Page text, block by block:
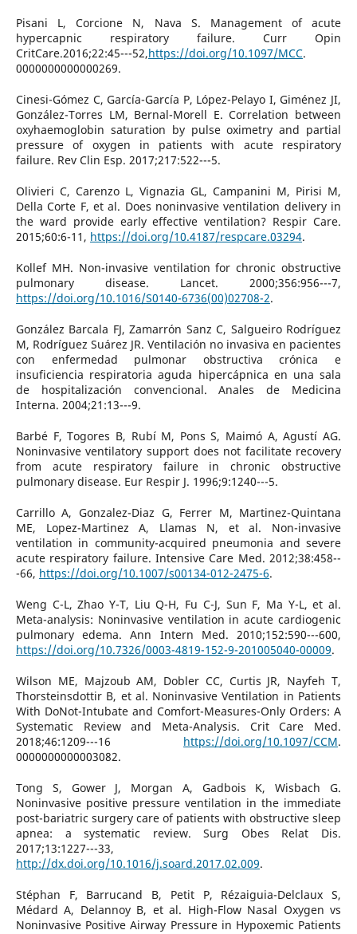
Pisani L, Corcione N, Nava S. Management of acute
hypercapnic respiratory failure. Curr Opin
CritCare.2016;22:45---52,https://doi.org/10.1097/MCC.
0000000000000269.
Cinesi-Gómez C, García-García P, López-Pelayo I, Giménez JI,
González-Torres LM, Bernal-Morell E. Correlation between
oxyhaemoglobin saturation by pulse oximetry and partial
pressure of oxygen in patients with acute respiratory
failure. Rev Clin Esp. 2017;217:522---5.
Olivieri C, Carenzo L, Vignazia GL, Campanini M, Pirisi M,
Della Corte F, et al. Does noninvasive ventilation delivery in
the ward provide early effective ventilation? Respir Care.
2015;60:6-11, https://doi.org/10.4187/respcare.03294.
Kollef MH. Non-invasive ventilation for chronic obstructive
pulmonary disease. Lancet. 2000;356:956---7,
https://doi.org/10.1016/S0140-6736(00)02708-2.
González Barcala FJ, Zamarrón Sanz C, Salgueiro Rodríguez
M, Rodríguez Suárez JR. Ventilación no invasiva en pacientes
con enfermedad pulmonar obstructiva crónica e
insuficiencia respiratoria aguda hipercápnica en una sala
de hospitalización convencional. Anales de Medicina
Interna. 2004;21:13---9.
Barbé F, Togores B, Rubí M, Pons S, Maimó A, Agustí AG.
Noninvasive ventilatory support does not facilitate recovery
from acute respiratory failure in chronic obstructive
pulmonary disease. Eur Respir J. 1996;9:1240---5.
Carrillo A, Gonzalez-Diaz G, Ferrer M, Martinez-Quintana
ME, Lopez-Martinez A, Llamas N, et al. Non-invasive
ventilation in community-acquired pneumonia and severe
acute respiratory failure. Intensive Care Med. 2012;38:458--
-66, https://doi.org/10.1007/s00134-012-2475-6.
Weng C-L, Zhao Y-T, Liu Q-H, Fu C-J, Sun F, Ma Y-L, et al.
Meta-analysis: Noninvasive ventilation in acute cardiogenic
pulmonary edema. Ann Intern Med. 2010;152:590---600,
https://doi.org/10.7326/0003-4819-152-9-201005040-00009.
Wilson ME, Majzoub AM, Dobler CC, Curtis JR, Nayfeh T,
Thorsteinsdottir B, et al. Noninvasive Ventilation in Patients
With DoNot-Intubate and Comfort-Measures-Only Orders: A
Systematic Review and Meta-Analysis. Crit Care Med.
2018;46:1209---16 https://doi.org/10.1097/CCM.
0000000000003082.
Tong S, Gower J, Morgan A, Gadbois K, Wisbach G.
Noninvasive positive pressure ventilation in the immediate
post-bariatric surgery care of patients with obstructive sleep
apnea: a systematic review. Surg Obes Relat Dis.
2017;13:1227---33,
http://dx.doi.org/10.1016/j.soard.2017.02.009.
Stéphan F, Barrucand B, Petit P, Rézaiguia-Delclaux S,
Médard A, Delannoy B, et al. High-Flow Nasal Oxygen vs
Noninvasive Positive Airway Pressure in Hypoxemic Patients